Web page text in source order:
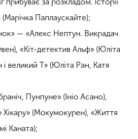
(Марічка Паплаускайте);
— «Алекс Нептун. Викрадач
«Кіт-детектив Альф» (Юліта
великий Т» (Юліта Ран, Катя
Пунпуне» (Ініо Асано),
Хікару» (Мокумокурен), «Життя
Каната);